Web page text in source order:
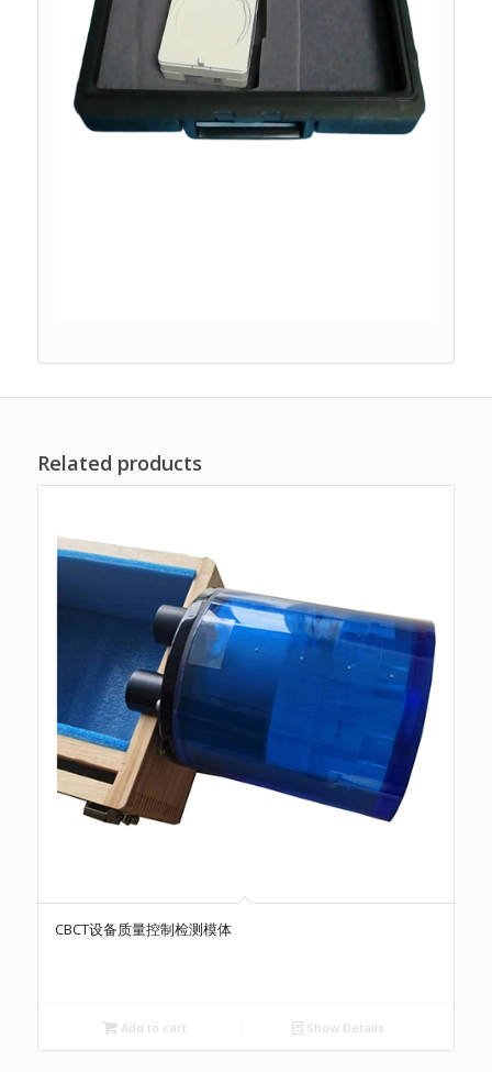
Related products
CBCT设备质量控制检测模体
Add to cart Show Details